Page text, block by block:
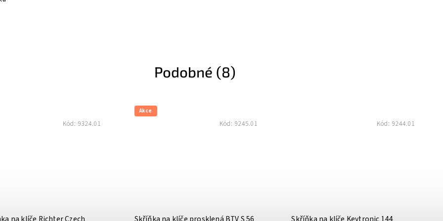
Podobné (8)
Kód: 9324.01
Akce
Kód:9245.01 Kód: 9244.01